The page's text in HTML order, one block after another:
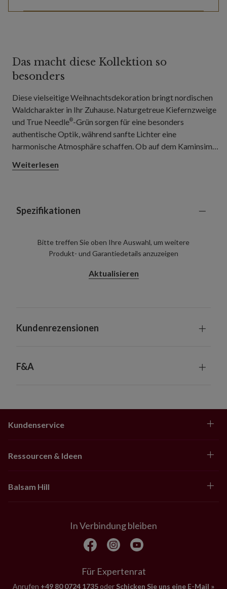
Das macht diese Kollektion so
besonders
Diese vielseitige Weihnachtsdekoration bringt nordischen
Waldcharakter in Ihr Zuhause. Naturgetreue Kiefernzweige
und True Needle®-Grün sorgen für eine besonders
authentische Optik, während sanfte Lichter eine
harmonische Atmosphäre schaffen. Ob auf dem Kaminsims,
Familie und Gästen einen eleganten, warmen Empfang.
Weiterlesen
Spezifikationen
Bitte treffen Sie oben Ihre Auswahl, um weitere
Produkt- und Garantiedetails anzuzeigen
Aktualisieren
Kundenrezensionen
F&A
Kundenservice
Ressourcen & Ideen
Balsam Hill
In Verbindung bleiben
Für Expertenrat
Anrufen +49 80 0724 1735oder Schicken Sie uns eine E-Mail »